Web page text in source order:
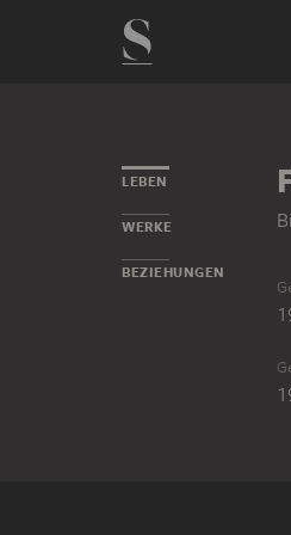
LEBEN
WERKE
BEZIEHUNGEN